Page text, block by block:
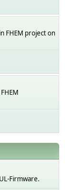
FHEM project on
Firmware.